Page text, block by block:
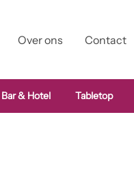
Over ons Contact
& Hotel Tabletop